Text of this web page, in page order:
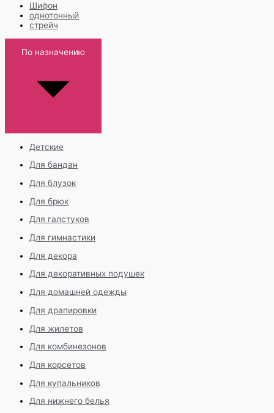
Шифон
однотонный
стрейч
По назначению
Детские
Для бандан
Для блузок
Для брюк
Для галстуков
Для гимнастики
Для декора
Для декоративных подушек
Для домашней одежды
Для драпировки
Для жилетов
Для комбинезонов
Для корсетов
Для купальников
Для нижнего белья